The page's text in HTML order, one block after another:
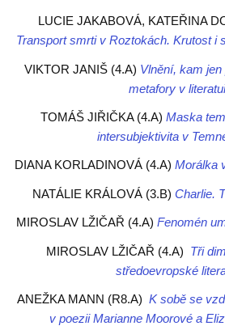
LUCIE JAKABOVÁ, KATEŘINA
Transport smrti v Roztokách. Krutost i
VIKTOR JANIŠ (4.A) Vlnění, kam
metafory v
TOMÁŠ JIŘIČKA (4.A) Maska
intersubjektivita v
DIANA KORLADINOVÁ (4.A) Morálka
NATÁLIE KRÁLOVÁ (3.B) Charlie.
MIROSLAV LŽIČAŘ (4.A) Fenomén
MIROSLAV LŽIČAŘ (4.A) Tři
středoevropské
ANEŽKA MANN (R8.A) K sobě se
v poezii Marianne Moorové a